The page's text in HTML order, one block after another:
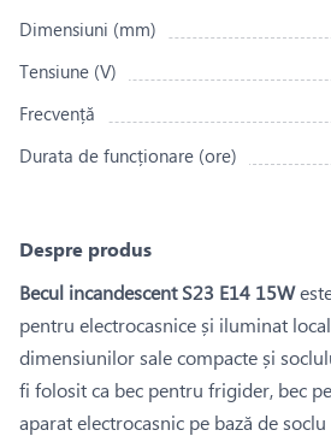
Dimensiuni (mm)
Tensiune (V)
Frecvență
Durata de funcționare (ore)
Despre produs
Becul incandescent S23 E14 15W
pentru electrocasnice și iluminat
dimensiunilor sale compacte și
fi folosit ca bec pentru frigider, bec
aparat electrocasnic pe bază de soclu